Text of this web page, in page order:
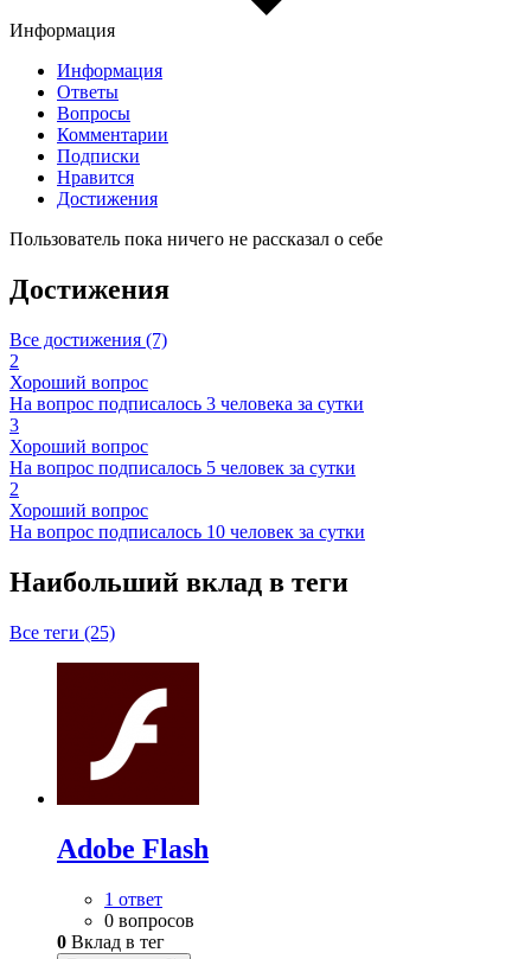
Информация
Информация
Ответы
Вопросы
Комментарии
Подписки
Нравится
Достижения
Пользователь пока ничего не рассказал о себе
Достижения
Все достижения (7)
2
Хороший вопрос
На вопрос подписалось 3 человека за сутки
3
Хороший вопрос
На вопрос подписалось 5 человек за сутки
2
Хороший вопрос
На вопрос подписалось 10 человек за сутки
Наибольший вклад в теги
Все теги (25)
Adobe Flash
1 ответ
0 вопросов
0 Вклад в тег